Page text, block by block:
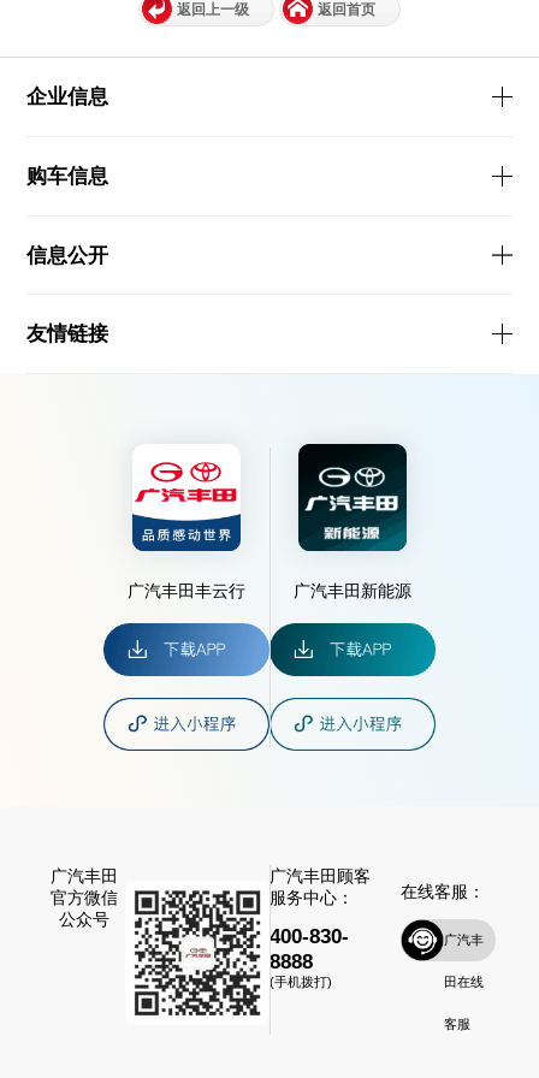
返回上一级 返回首页
企业信息
购车信息
信息公开
友情链接
广汽丰田丰云行 广汽丰田新能源
广汽丰田
官方微信
公众号
广汽丰田顾客
服务中心：
400-830-
8888
(手机拨打)
在线客服：
广汽丰
田在线
客服